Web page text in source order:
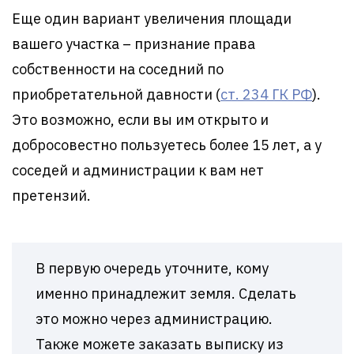
Еще один вариант увеличения площади
вашего участка – признание права
собственности на соседний по
приобретательной давности (ст. 234 ГК РФ).
Это возможно, если вы им открыто и
добросовестно пользуетесь более 15 лет, а у
соседей и администрации к вам нет
претензий.
В первую очередь уточните, кому
именно принадлежит земля. Сделать
это можно через администрацию.
Также можете заказать выписку из